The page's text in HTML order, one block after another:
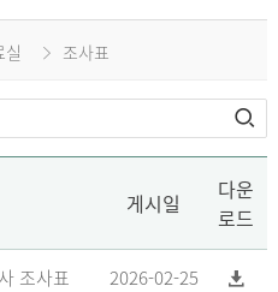
실 조사표
게시일
다운
로드
조사표 2026-02-25